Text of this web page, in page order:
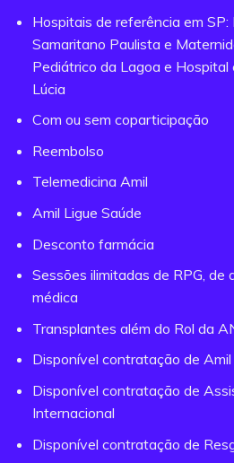
Hospitais de referência em SP:
Samaritano Paulista e
Pediátrico da Lagoa e
Lúcia
Com ou sem coparticipação
Reembolso
Telemedicina Amil
Amil Ligue Saúde
Desconto farmácia
Sessões ilimitadas de RPG, de
médica
Transplantes além do Rol da
Disponível contratação de
Disponível contratação de
Internacional
Disponível contratação de